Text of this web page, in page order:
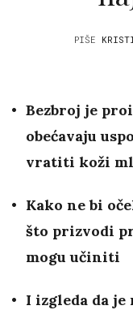
PIŠE
Bezbroj je
obećavaju
vratiti koži
Kako ne bi
što prizvodi
mogu učiniti
I izgleda da